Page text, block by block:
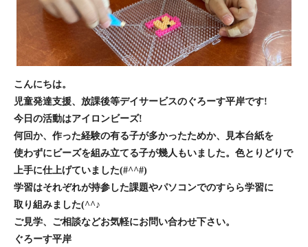
こんにちは。
児童発達支援、放課後等デイサービスのぐろーす平岸です!
今日の活動はアイロンビーズ!
何回か、作った経験の有る子が多かったためか、見本台紙を
使わずにビーズを組み立てる子が幾人もいました。色とりどりで
上手に仕上げていました(#^^#)
学習はそれぞれが持参した課題やパソコンでのすらら学習に
取り組みました(^^♪
ご見学、ご相談などお気軽にお問い合わせ下さい。
ぐろーす平岸